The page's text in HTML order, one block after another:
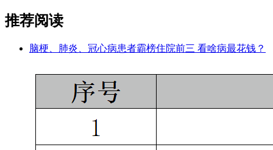
推荐阅读
脑梗、肺炎、冠心病患者霸榜住院前三 看啥病最花钱？